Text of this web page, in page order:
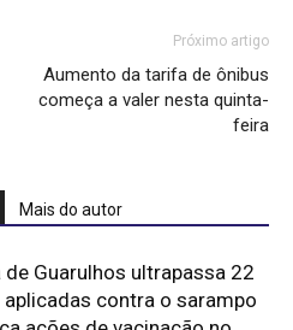
Próximo artigo
Aumento da tarifa de ônibus
começa a valer nesta quinta-
feira
Mais do autor
Guarulhos ultrapassa 22
contra o sarampo